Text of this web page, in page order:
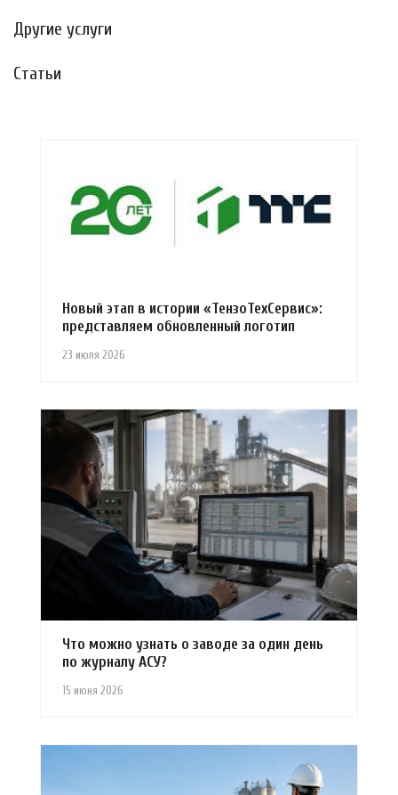
Другие услуги
Статьи
23 июля 2026
Новый этап в истории «ТензоТехСервис»:
представляем обновленный логотип
15 июня 2026
Что можно узнать о заводе за один день
по журналу АСУ?